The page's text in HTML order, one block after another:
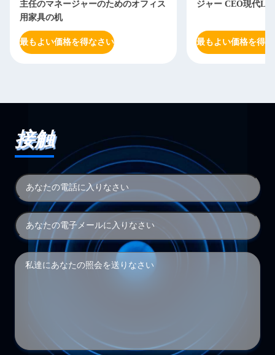
主任のマネージャーのためのオフィス
用家具の机
最もよい価格を得なさい
ジャー CEO現代L
最もよい価格を得
接触